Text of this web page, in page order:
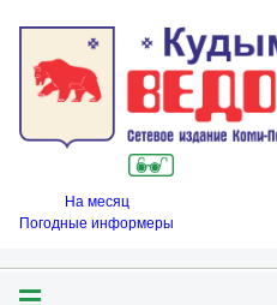
На месяц
Погодные информеры